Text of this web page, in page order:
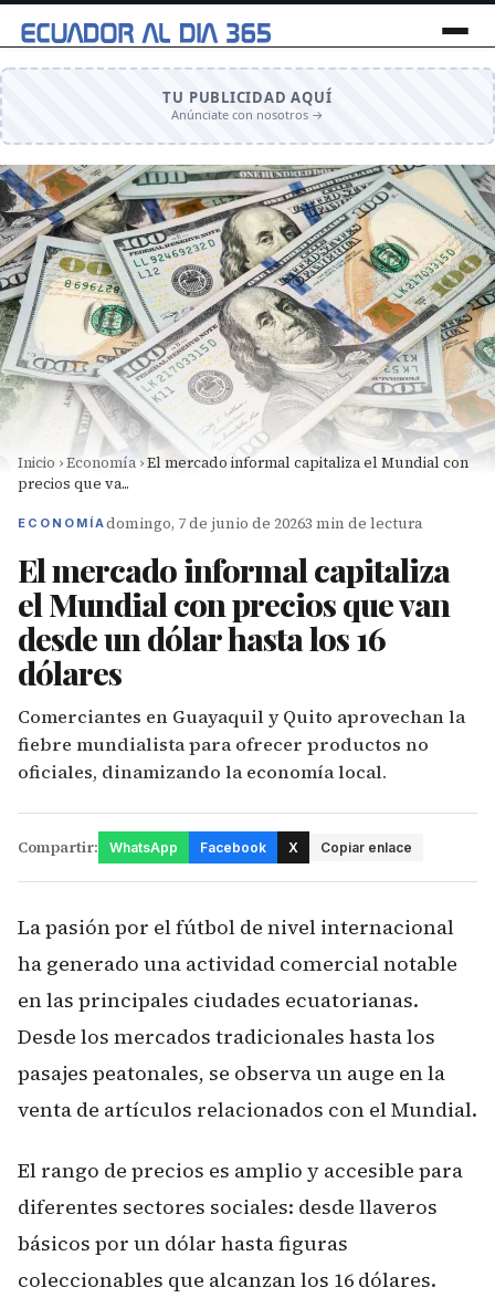
TU PUBLICIDAD AQUÍ
Anúnciate con nosotros →
Inicio ›Economía ›El mercado informal capitaliza el Mundial con
precios que va...
ECONOMÍAdomingo, 7 de junio de 20263 min de lectura
El mercado informal capitaliza
el Mundial con precios que van
desde un dólar hasta los 16
dólares
Comerciantes en Guayaquil y Quito aprovechan la
fiebre mundialista para ofrecer productos no
oficiales, dinamizando la economía local.
Compartir: WhatsApp Facebook X Copiar enlace
La pasión por el fútbol de nivel internacional
ha generado una actividad comercial notable
en las principales ciudades ecuatorianas.
Desde los mercados tradicionales hasta los
pasajes peatonales, se observa un auge en la
venta de artículos relacionados con el Mundial.
El rango de precios es amplio y accesible para
diferentes sectores sociales: desde llaveros
básicos por un dólar hasta figuras
coleccionables que alcanzan los 16 dólares.